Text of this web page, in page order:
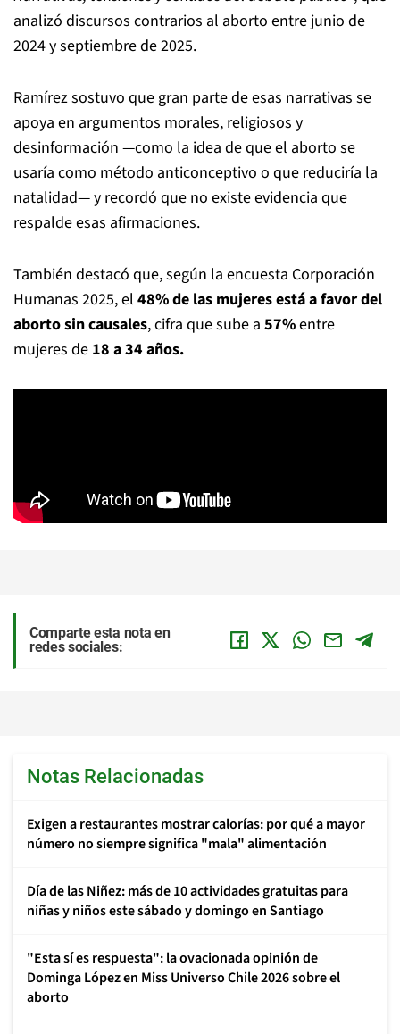
analizó discursos contrarios al aborto entre junio de
2024 y septiembre de 2025.
Ramírez sostuvo que gran parte de esas narrativas se
apoya en argumentos morales, religiosos y
desinformación —como la idea de que el aborto se
usaría como método anticonceptivo o que reduciría la
natalidad— y recordó que no existe evidencia que
respalde esas afirmaciones.
También destacó que, según la encuesta Corporación
Humanas 2025, el 48% de las mujeres está a favor del
aborto sin causales, cifra que sube a 57%entre
mujeres de 18 a 34 años.
Comparte esta nota en
redes sociales:
Notas Relacionadas
Exigen a restaurantes mostrar calorías: por qué a mayor
número no siempre significa "mala" alimentación
Día de las Niñez: más de 10 actividades gratuitas para
niñas y niños este sábado y domingo en Santiago
"Esta sí es respuesta": la ovacionada opinión de
Dominga López en Miss Universo Chile 2026 sobre el
aborto